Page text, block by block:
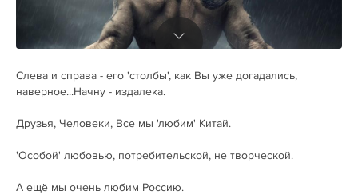
Слева и справа - его 'столбы', как Вы уже догадались,
наверное...Начну - издалека.
Друзья, Человеки, Все мы 'любим' Китай.
'Особой' любовью, потребительской, не творческой.
А ещё мы очень любим Россию.